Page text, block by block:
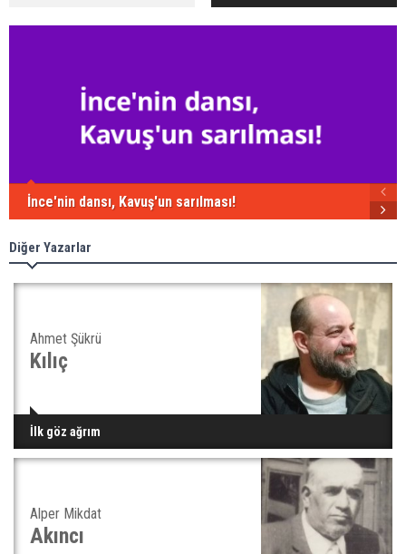
İnce'nin dansı, Kavuş'un sarılması!
Diğer Yazarlar
Ahmet Şükrü
Kılıç
İlk göz ağrım
Alper Mikdat
Akıncı